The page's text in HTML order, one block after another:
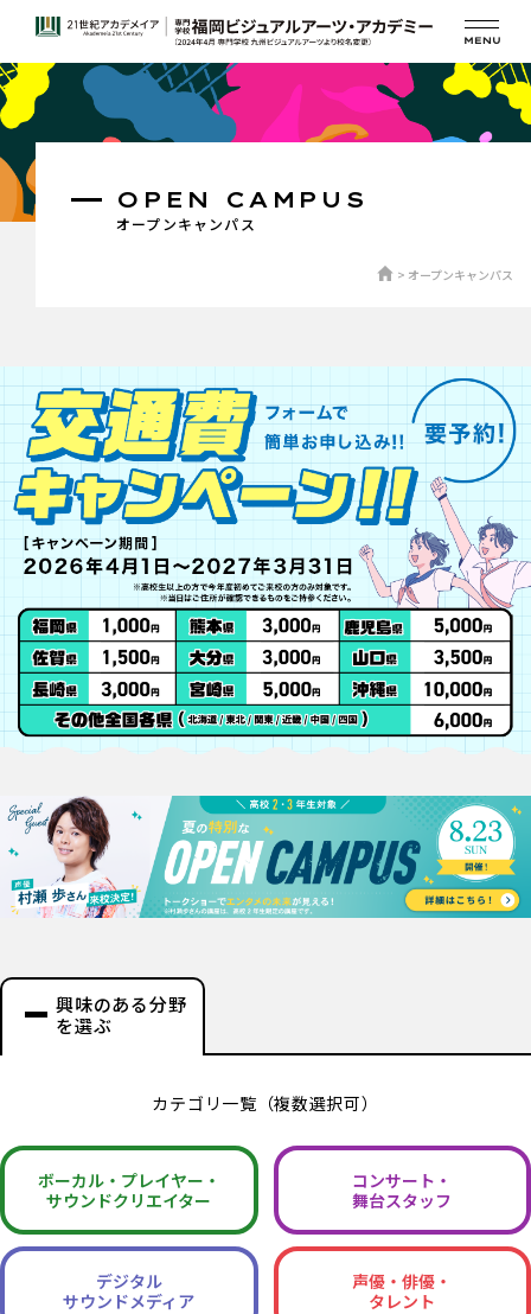
オープンキャンパス
OPEN CAMPUS
オープンキャンパス
興味のある分野
を選ぶ
カテゴリ一覧（複数選択可）
ボーカル・ プレイヤー・
サウンドクリエイター
コンサート・
舞台スタッフ
デジタル
サウンドメディア
声優・俳優・
タレント